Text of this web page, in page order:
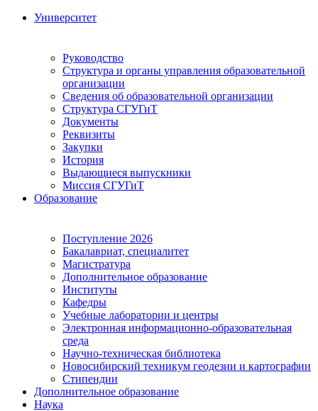
Университет
Руководство
Структура и органы управления образовательной
организации
Сведения об образовательной организации
Структура СГУГиТ
Документы
Реквизиты
Закупки
История
Выдающиеся выпускники
Миссия СГУГиТ
Образование
Поступление 2026
Бакалавриат, специалитет
Магистратура
Дополнительное образование
Институты
Кафедры
Учебные лаборатории и центры
Электронная информационно-образовательная
среда
Научно-техническая библиотека
Новосибирский техникум геодезии и картографии
Стипендии
Дополнительное образование
Наука